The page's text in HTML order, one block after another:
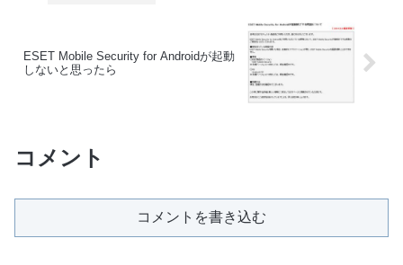
ESET Mobile Security for Androidが起動
しないと思ったら
コメント
コメントを書き込む